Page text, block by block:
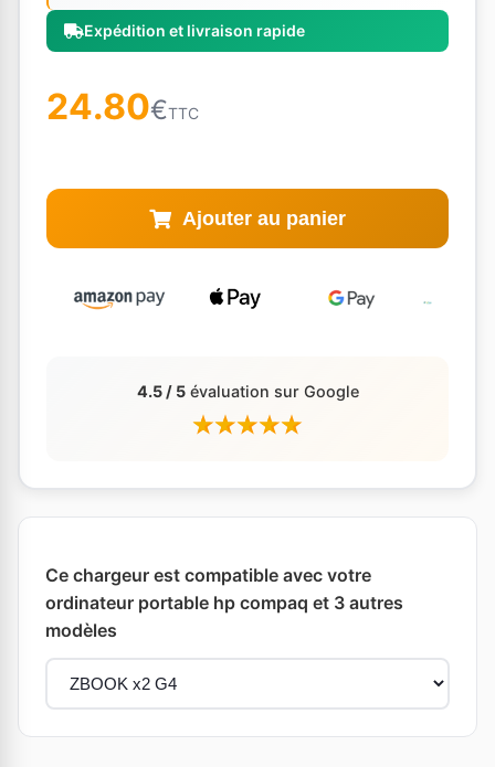
Expédition et livraison rapide
24.80€TTC
Ajouter au panier
4.5 / 5évaluation sur Google
Ce chargeur est compatible avec votre
ordinateur portable hp compaq et 3 autres
modèles